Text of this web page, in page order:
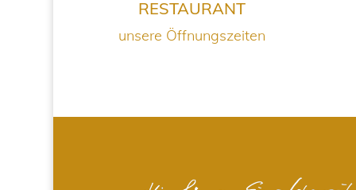
RESTAURANT
unsere Öffnungszeiten